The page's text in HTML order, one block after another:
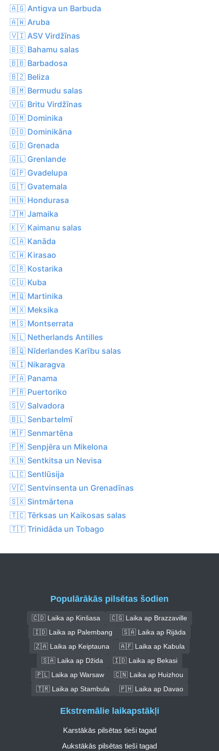
🇦🇬 Antigva un Barbuda
🇦🇼 Aruba
🇻🇮 ASV Virdžīnas
🇧🇸 Bahamu salas
🇧🇧 Barbadosa
🇧🇿 Beliza
🇧🇲 Bermudu salas
🇻🇬 Britu Virdžīnas
🇩🇲 Dominika
🇩🇴 Dominikāna
🇬🇩 Grenada
🇬🇱 Grenlande
🇬🇵 Gvadelupa
🇬🇹 Gvatemala
🇭🇳 Hondurasa
🇯🇲 Jamaika
🇰🇾 Kaimanu salas
🇨🇦 Kanāda
🇨🇼 Kirasao
🇨🇷 Kostarika
🇨🇺 Kuba
🇲🇶 Martinika
🇲🇽 Meksika
🇲🇸 Montserrata
🇳🇱 Netherlands Antilles
🇧🇶 Nīderlandes Karību salas
🇳🇮 Nikaragva
🇵🇦 Panama
🇵🇷 Puertoriko
🇸🇻 Salvadora
🇧🇱 Senbartelmī
🇲🇫 Senmartēna
🇵🇲 Senpjēra un Mikelona
🇰🇳 Sentkitsa un Nevisa
🇱🇨 Sentlūsija
🇻🇨 Sentvinsenta un Grenadīnas
🇸🇽 Sintmārtena
🇹🇨 Tērksas un Kaikosas salas
🇹🇹 Trinidāda un Tobago
Populārākās pilsētas šodien
🇨🇩 Laika ap Kinšasa
🇨🇬 Laika ap Brazzaville
🇮🇩 Laika ap Palembang
🇸🇦 Laika ap Rijāda
🇿🇦 Laika ap Keiptauna
🇦🇫 Laika ap Kabula
🇸🇦 Laika ap Džida
🇮🇩 Laika ap Bekasi
🇵🇱 Laika ap Warsaw
🇨🇳 Laika ap Huizhou
🇹🇷 Laika ap Stambula
🇵🇭 Laika ap Davao
Ekstremālie laikapstākļi
Karstākās pilsētas tieši tagad
Aukstākās pilsētas tieši tagad